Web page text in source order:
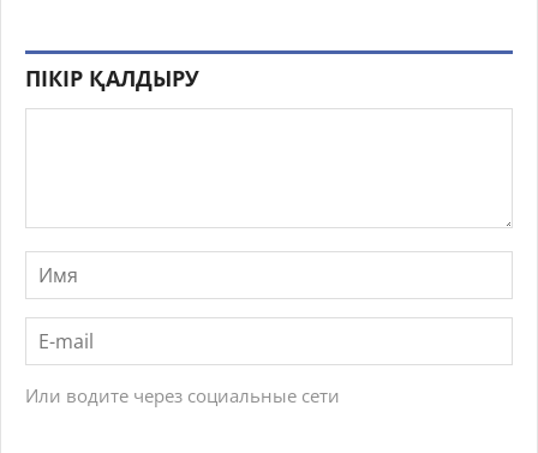
ПІКІР ҚАЛДЫРУ
Или водите через социальные сети